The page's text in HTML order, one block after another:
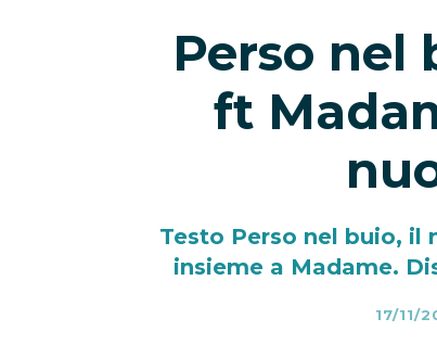
Perso nel
ft
Testo Perso nel buio, il
insieme a Madame.
17/11/